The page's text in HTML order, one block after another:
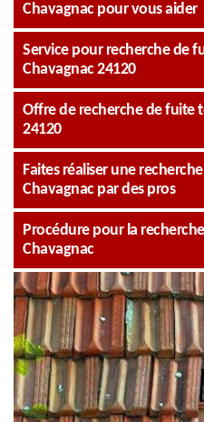
Chavagnac pour vous aider
Service pour recherche de
Chavagnac 24120
Offre de recherche de fuite
24120
Faites réaliser une
Chavagnac par des pros
Procédure pour la
Chavagnac